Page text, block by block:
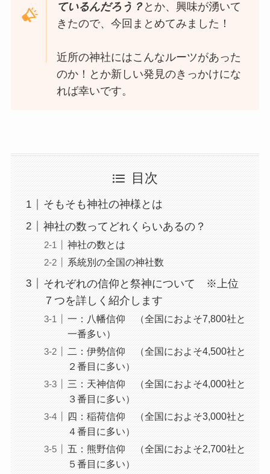
ているんだろう？ とか、興味が湧いて
きたので、今回まとめてみました！
近所の神社にはこんなルーツがあった
のか！とか新しい発見のきっかけにな
れば幸いです。
目次
そもそも神社の神様とは
神社の数ってどれくらいあるの？
神社の数とは
系統別の全国の神社数
それぞれの信仰と祭神について ※上位
７つを詳しく紹介します
一：八幡信仰 （全国におよそ7,800社と
一番多い）
二：伊勢信仰 （全国におよそ4,500社と
２番目に多い）
三：天神信仰 （全国におよそ4,000社と
３番目に多い）
四：稲荷信仰 （全国におよそ3,000社と
４番目に多い）
五：熊野信仰 （全国におよそ2,700社と
５番目に多い）